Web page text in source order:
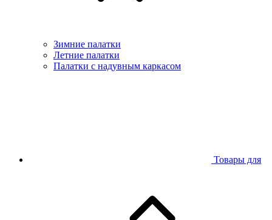
Зимние палатки
Летние палатки
Палатки с надувным каркасом
Товары для